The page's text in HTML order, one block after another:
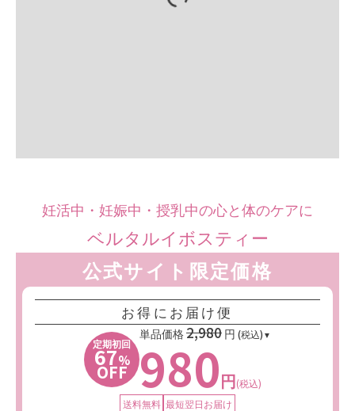
妊活中・妊娠中・授乳中の心と体のケアに
ベルタルイボスティー
公式サイト限定価格
お得にお届け便
定期初回
67%
OFF 980円(税込)
単品価格2,980 円 (税込)
送料無料 最短翌日お届け